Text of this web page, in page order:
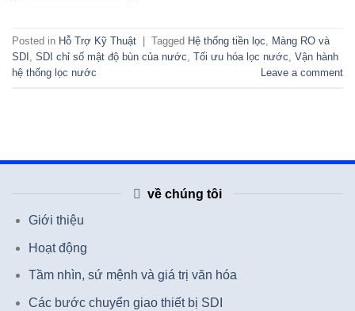
Posted in Hỗ Trợ Kỹ Thuật Tagged Hệ thống tiền lọc, Màng RO và
SDI , SDI chỉ số mật độ bùn của nước, Tối ưu hóa lọc nước, Vận hành
hệ thống lọc nước
Leave a comment
về chúng tôi
Giới thiệu
Hoạt động
Tầm nhìn, sứ mệnh và giá trị văn hóa
Các bước chuyển giao thiết bị SDI